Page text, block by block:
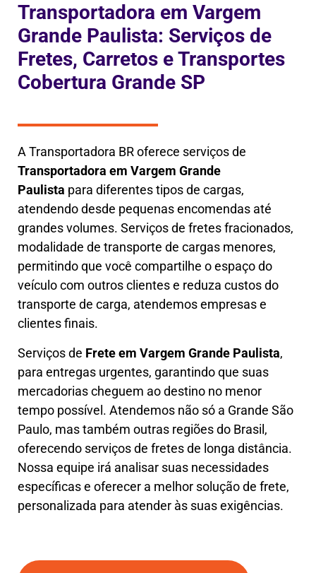
Transportadora em Vargem
Grande Paulista: Serviços de
Fretes, Carretos e Transportes
Cobertura Grande SP
A Transportadora BR oferece serviços de
Transportadora em Vargem Grande
Paulista para diferentes tipos de cargas,
atendendo desde pequenas encomendas até
grandes volumes. Serviços de fretes fracionados,
modalidade de transporte de cargas menores,
permitindo que você compartilhe o espaço do
veículo com outros clientes e reduza custos do
transporte de carga, atendemos empresas e
clientes finais.
Serviços de Frete em Vargem Grande Paulista,
para entregas urgentes, garantindo que suas
mercadorias cheguem ao destino no menor
tempo possível. Atendemos não só a Grande São
Paulo, mas também outras regiões do Brasil,
oferecendo serviços de fretes de longa distância.
Nossa equipe irá analisar suas necessidades
específicas e oferecer a melhor solução de frete,
personalizada para atender às suas exigências.